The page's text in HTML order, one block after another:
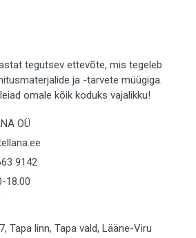
(1027)
(16)
(117)
tegutsev ettevõte, mis tegeleb
ja -tarvete müügiga.
omale kõik koduks vajalikku!
OÜ
9142
18.00
Tapa linn, Tapa vald, Lääne-Viru